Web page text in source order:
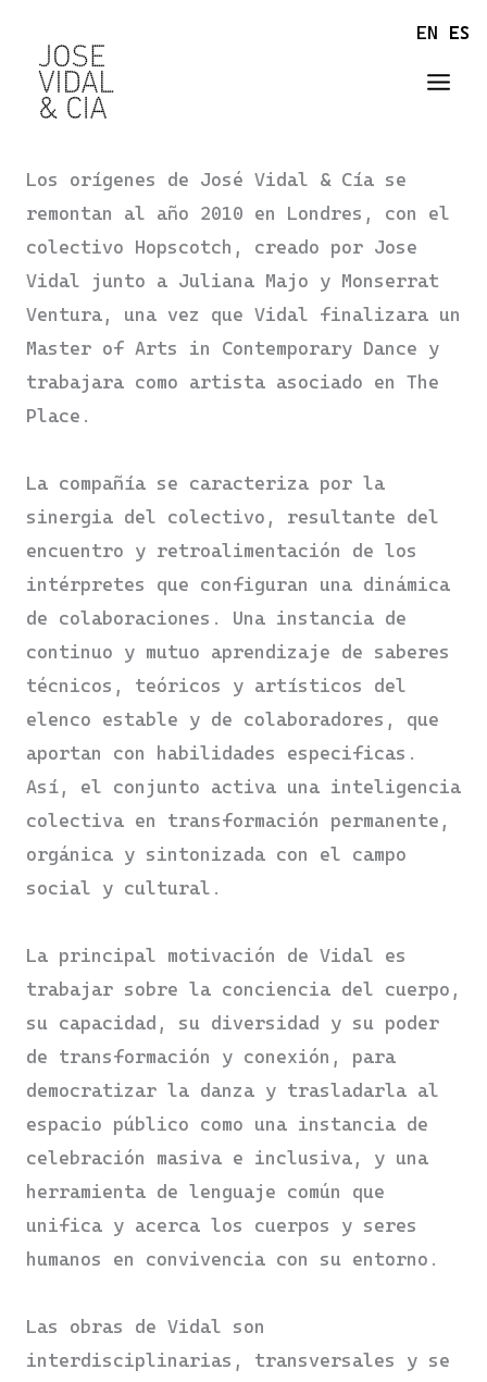
contenido
Los orígenes de José Vidal & Cía se
remontan al año 2010 en Londres, con el
colectivo Hopscotch, creado por Jose
Vidal junto a Juliana Majo y Monserrat
Ventura, una vez que Vidal finalizara un
Master of Arts in Contemporary Dance y
trabajara como artista asociado en The
Place.
La compañía se caracteriza por la
sinergia del colectivo, resultante del
encuentro y retroalimentación de los
intérpretes que configuran una dinámica
de colaboraciones. Una instancia de
continuo y mutuo aprendizaje de saberes
técnicos, teóricos y artísticos del
elenco estable y de colaboradores, que
aportan con habilidades especificas.
Así, el conjunto activa una inteligencia
colectiva en transformación permanente,
orgánica y sintonizada con el campo
social y cultural.
La principal motivación de Vidal es
trabajar sobre la conciencia del cuerpo,
su capacidad, su diversidad y su poder
de transformación y conexión, para
democratizar la danza y trasladarla al
espacio público como una instancia de
celebración masiva e inclusiva, y una
herramienta de lenguaje común que
unifica y acerca los cuerpos y seres
humanos en convivencia con su entorno.
Las obras de Vidal son
interdisciplinarias, transversales y se
EN ES